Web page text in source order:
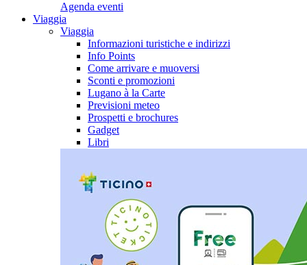
Agenda eventi
Viaggia
Viaggia
Informazioni turistiche e indirizzi
Info Points
Come arrivare e muoversi
Sconti e promozioni
Lugano à la Carte
Previsioni meteo
Prospetti e brochures
Gadget
Libri